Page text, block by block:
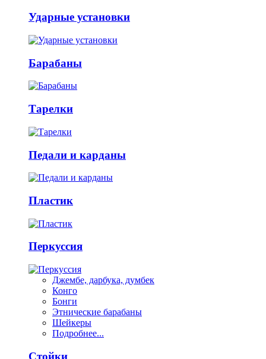
Ударные установки
Барабаны
Тарелки
Педали и карданы
Пластик
Перкуссия
Джембе, дарбука, думбек
Конго
Бонги
Этнические барабаны
Шейкеры
Подробнее...
Стойки